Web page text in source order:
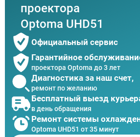
проектора
Optoma UHD51
Официальный сервис
Гарантийное
проектора Optoma до 3 лет
Диагностика за наш счет,
ремонт по желанию
Бесплатный выезд
в день обращения
Ремонт системы
Optoma UHD51 от 35 минут